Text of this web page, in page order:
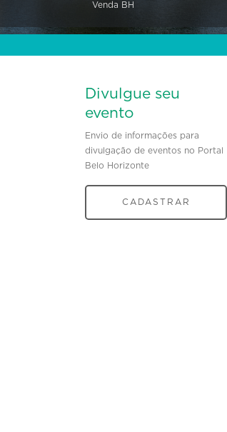
Venda BH
Divulgue seu
evento
Envio de informações para
divulgação de eventos no Portal
Belo Horizonte
CADASTRAR